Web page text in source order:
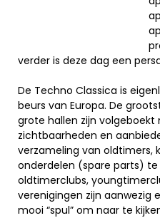
verder is deze dag een
De Techno Classica is
beurs van Europa. De
grote hallen zijn volgeboekt
zichtbaarheden en
verzameling van oldtimers,
onderdelen (spare parts) te
oldtimerclubs,
verenigingen zijn aanwezig
mooi “spul” om naar te